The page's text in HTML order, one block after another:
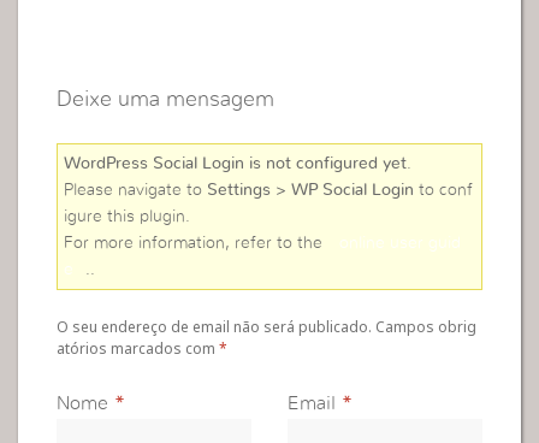
Deixe uma mensagem
WordPress Social Login is not configured yet.
Please navigate to Settings > WP Social Login to conf
igure this plugin.
For more information, refer to the
online user guid
e
..
O seu endereço de email não será publicado. Campos obrig
atórios marcados com*
Nome * Email *